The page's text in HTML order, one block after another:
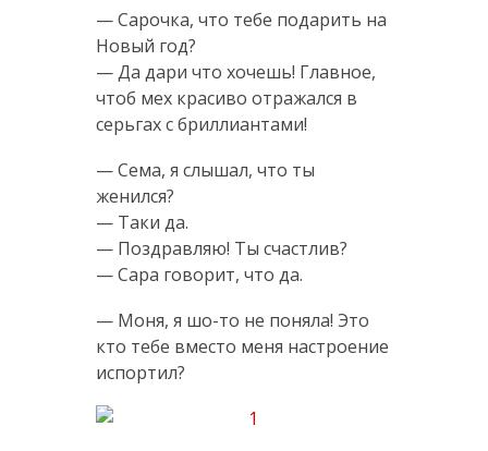
— Сарочка, что тебе подарить на
Новый год?
— Да дари что хочешь! Главное,
чтоб мех красиво отражался в
серьгах с бриллиантами!
— Сема, я слышал, что ты
женился?
— Таки да.
— Поздравляю! Ты счастлив?
— Сара говорит, что да.
— Моня, я шо-то не поняла! Это
кто тебе вместо меня настроение
испортил?